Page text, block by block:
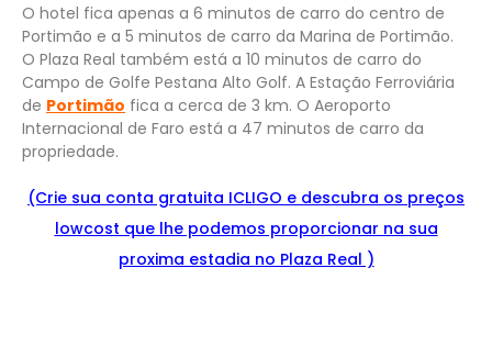
O hotel fica apenas a 6 minutos de carro do centro de
Portimão e a 5 minutos de carro da Marina de Portimão.
O Plaza Real também está a 10 minutos de carro do
Campo de Golfe Pestana Alto Golf. A Estação Ferroviária
de Portimão fica a cerca de 3 km. O Aeroporto
Internacional de Faro está a 47 minutos de carro da
propriedade.
(Crie sua conta gratuita ICLIGO e descubra os preços
lowcost que lhe podemos proporcionar na sua
proxima estadia no Plaza Real )